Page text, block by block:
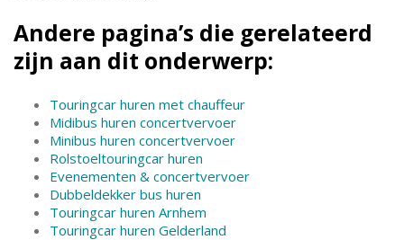
Andere pagina’s die gerelateerd
zijn aan dit onderwerp:
Touringcar huren met chauffeur
Midibus huren concertvervoer
Minibus huren concertvervoer
Rolstoeltouringcar huren
Evenementen & concertvervoer
Dubbeldekker bus huren
Touringcar huren Arnhem
Touringcar huren Gelderland